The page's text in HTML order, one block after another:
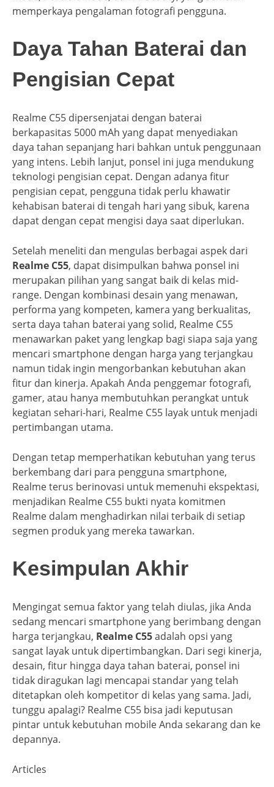
memperkaya pengalaman fotografi pengguna.
Daya Tahan Baterai dan
Pengisian Cepat
Realme C55 dipersenjatai dengan baterai
berkapasitas 5000 mAh yang dapat menyediakan
daya tahan sepanjang hari bahkan untuk penggunaan
yang intens. Lebih lanjut, ponsel ini juga mendukung
teknologi pengisian cepat. Dengan adanya fitur
pengisian cepat, pengguna tidak perlu khawatir
kehabisan baterai di tengah hari yang sibuk, karena
dapat dengan cepat mengisi daya saat diperlukan.
Setelah meneliti dan mengulas berbagai aspek dari
Realme C55, dapat disimpulkan bahwa ponsel ini
merupakan pilihan yang sangat baik di kelas mid-
range. Dengan kombinasi desain yang menawan,
performa yang kompeten, kamera yang berkualitas,
serta daya tahan baterai yang solid, Realme C55
menawarkan paket yang lengkap bagi siapa saja yang
mencari smartphone dengan harga yang terjangkau
namun tidak ingin mengorbankan kebutuhan akan
fitur dan kinerja. Apakah Anda penggemar fotografi,
gamer, atau hanya membutuhkan perangkat untuk
kegiatan sehari-hari, Realme C55 layak untuk menjadi
pertimbangan utama.
Dengan tetap memperhatikan kebutuhan yang terus
berkembang dari para pengguna smartphone,
Realme terus berinovasi untuk memenuhi ekspektasi,
menjadikan Realme C55 bukti nyata komitmen
Realme dalam menghadirkan nilai terbaik di setiap
segmen produk yang mereka tawarkan.
Kesimpulan Akhir
Mengingat semua faktor yang telah diulas, jika Anda
sedang mencari smartphone yang berimbang dengan
harga terjangkau, Realme C55adalah opsi yang
sangat layak untuk dipertimbangkan. Dari segi kinerja,
desain, fitur hingga daya tahan baterai, ponsel ini
tidak diragukan lagi mencapai standar yang telah
ditetapkan oleh kompetitor di kelas yang sama. Jadi,
tunggu apalagi? Realme C55 bisa jadi keputusan
pintar untuk kebutuhan mobile Anda sekarang dan ke
depannya.
Articles